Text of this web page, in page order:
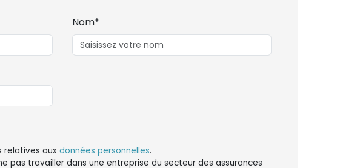
Nom*
relatives aux données personnelles.
travailler dans une entreprise du secteur des assurances